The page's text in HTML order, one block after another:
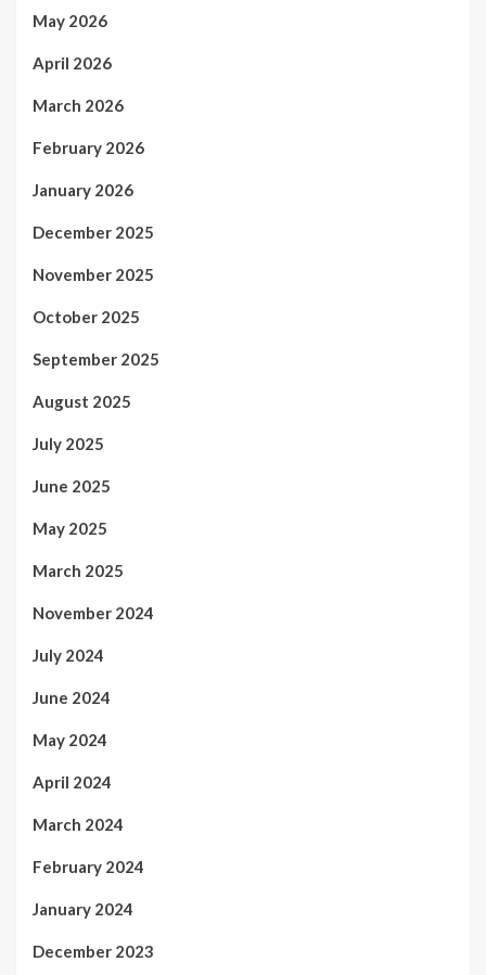
May 2026
April 2026
March 2026
February 2026
January 2026
December 2025
November 2025
October 2025
September 2025
August 2025
July 2025
June 2025
May 2025
March 2025
November 2024
July 2024
June 2024
May 2024
April 2024
March 2024
February 2024
January 2024
December 2023